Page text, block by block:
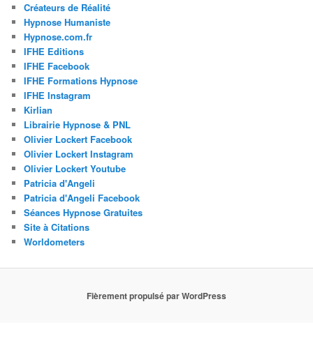
Créateurs de Réalité
Hypnose Humaniste
Hypnose.com.fr
IFHE Editions
IFHE Facebook
IFHE Formations Hypnose
IFHE Instagram
Kirlian
Librairie Hypnose & PNL
Olivier Lockert Facebook
Olivier Lockert Instagram
Olivier Lockert Youtube
Patricia d'Angeli
Patricia d'Angeli Facebook
Séances Hypnose Gratuites
Site à Citations
Worldometers
Fièrement propulsé par WordPress